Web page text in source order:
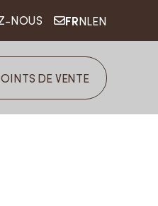
NOUS FRNLEN
DE VENTE